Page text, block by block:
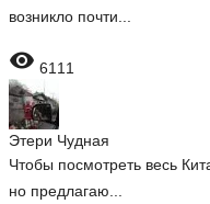
возникло почти...
 6111
Этери Чудная
Чтобы посмотреть весь
но предлагаю...